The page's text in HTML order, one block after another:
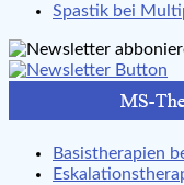
Spastik bei
Basistherapien